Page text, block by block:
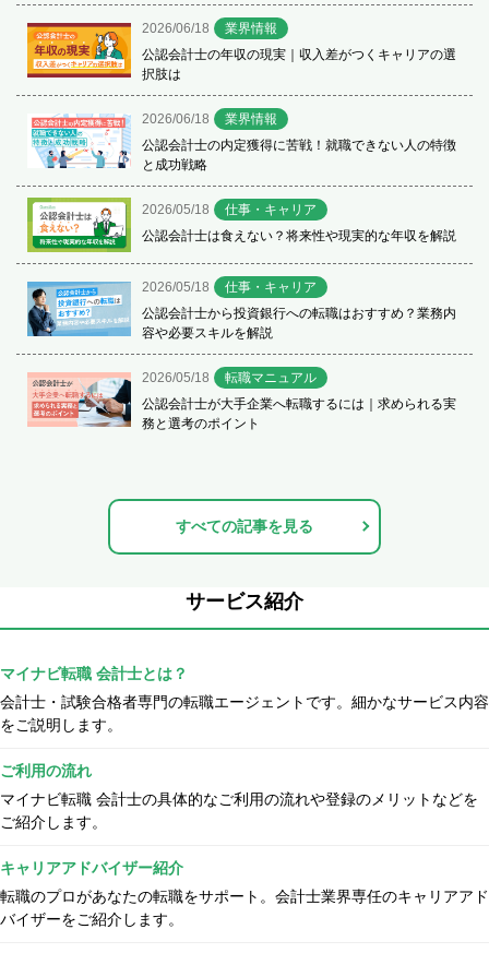
2026/06/18
業界情報
公認会計士の年収の現実｜収入差がつくキャリアの選
択肢は
2026/06/18
業界情報
公認会計士の内定獲得に苦戦！就職できない人の特徴
と成功戦略
2026/05/18
仕事・キャリア
公認会計士は食えない？将来性や現実的な年収を解説
2026/05/18
仕事・キャリア
公認会計士から投資銀行への転職はおすすめ？業務内
容や必要スキルを解説
2026/05/18
転職マニュアル
公認会計士が大手企業へ転職するには｜求められる実
務と選考のポイント
すべての記事を見る
サービス紹介
マイナビ転職 会計士とは？
会計士・試験合格者専門の転職エージェントです。細かなサービス内容
をご説明します。
ご利用の流れ
マイナビ転職 会計士の具体的なご利用の流れや登録のメリットなどを
ご紹介します。
キャリアアドバイザー紹介
転職のプロがあなたの転職をサポート。会計士業界専任のキャリアアド
バイザーをご紹介します。